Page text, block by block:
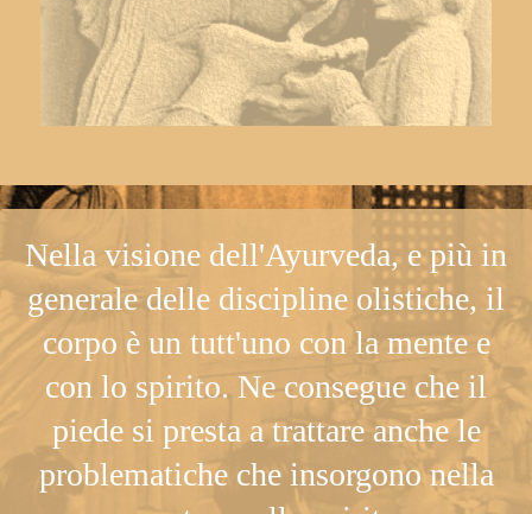
Nella visione dell'Ayurveda, e più in
generale delle discipline olistiche, il
corpo è un tutt'uno con la mente e
con lo spirito. Ne consegue che il
piede si presta a trattare anche le
problematiche che insorgono nella